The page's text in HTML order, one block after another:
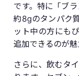
です。特に「ブ
約8gのタンパク
ット中の方にも
追加できるのが魅
さらに、飲むタ